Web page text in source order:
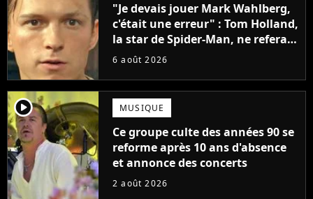
"Je devais jouer Mark Wahlberg,
c'était une erreur" : Tom Holland,
la star de Spider-Man, ne referait
pas ce blockbuster
6 août 2026
player2 MUSIQUE
Ce groupe culte des années 90 se
reforme après 10 ans d'absence
et annonce des concerts
2 août 2026